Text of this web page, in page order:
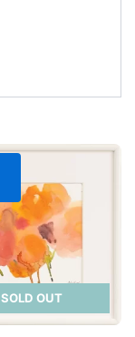
SOLD OUT